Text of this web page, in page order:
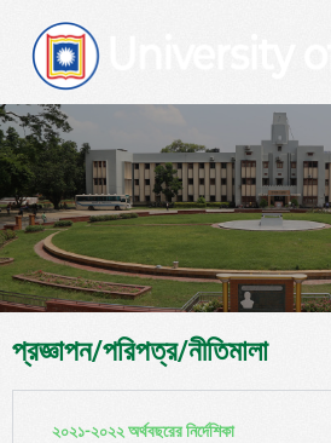
প্রজ্ঞাপন/পরিপত্র/নীতিমালা
২০২১-২০২২ অর্থবছরের নির্দেশিকা